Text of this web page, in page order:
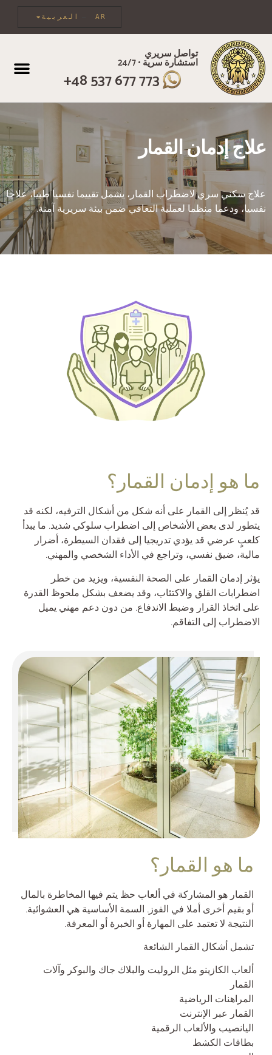
العربية AR
تواصل سريري
استشارة سرية • 24/7
+48 537 677 773
علاج إدمان القمار
علاج سكني سري لاضطراب القمار، يشمل تقييما نفسيا طبيا، علاجا
نفسيا، ودعما منظما لعملية التعافي ضمن بيئة سريرية آمنة.
ما هو إدمان القمار؟
قد يُنظر إلى القمار على أنه شكل من أشكال الترفيه، لكنه قد
يتطور لدى بعض الأشخاص إلى اضطراب سلوكي شديد. ما يبدأ
كلعبٍ عرضي قد يؤدي تدريجيا إلى فقدان السيطرة، أضرار
مالية، ضيق نفسي، وتراجع في الأداء الشخصي والمهني.
يؤثر إدمان القمار على الصحة النفسية، ويزيد من خطر
اضطرابات القلق والاكتئاب، وقد يضعف بشكل ملحوظ القدرة
على اتخاذ القرار وضبط الاندفاع. من دون دعم مهني يميل
الاضطراب إلى التفاقم.
ما هو القمار؟
القمار هو المشاركة في ألعاب حظ يتم فيها المخاطرة بالمال
أو بقيم أخرى أملا في الفوز. السمة الأساسية هي العشوائية.
النتيجة لا تعتمد على المهارة أو الخبرة أو المعرفة.
تشمل أشكال القمار الشائعة
ألعاب الكازينو مثل الروليت والبلاك جاك والبوكر وآلات
القمار
المراهنات الرياضية
القمار عبر الإنترنت
اليانصيب والألعاب الرقمية
بطاقات الكشط